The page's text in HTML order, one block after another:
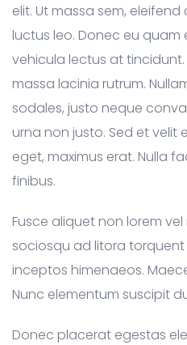
elit. Ut massa sem,
luctus leo. Donec eu quam
vehicula lectus at
massa lacinia rutrum.
sodales, justo neque
urna non justo. Sed et velit
eget, maximus erat. Nulla
finibus.
Fusce aliquet non lorem
sociosqu ad litora
inceptos himenaeos.
Nunc elementum suscipit
Donec placerat egestas